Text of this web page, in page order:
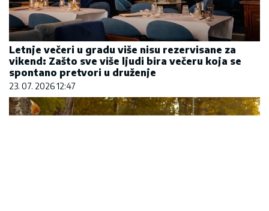
Letnje večeri u gradu više nisu rezervisane za
vikend: Zašto sve više ljudi bira večeru koja se
spontano pretvori u druženje
23. 07. 2026 12:47